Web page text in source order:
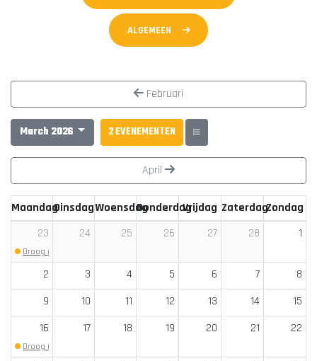
ALGEMEEN
Februari
March 2026 2 EVENEMENTEN
April
MaandagDinsdagWoensdagDonderdagVrijdag ZaterdagZondag
23
Droog rollen
24 25 26 27 28 1
2 3 4 5 6 7
8
9
10 11 12 13 14
15
16
Droog rollen
17 18 19 20 21 22